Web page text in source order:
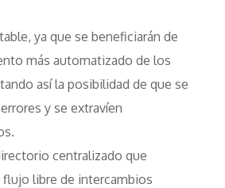
ya que se beneficiarán de
más automatizado de los
así la posibilidad de que se
y se extravíen
centralizado que
libre de intercambios